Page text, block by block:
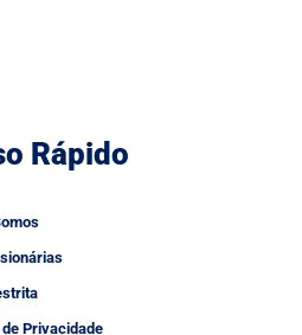
Rápido
Privacidade